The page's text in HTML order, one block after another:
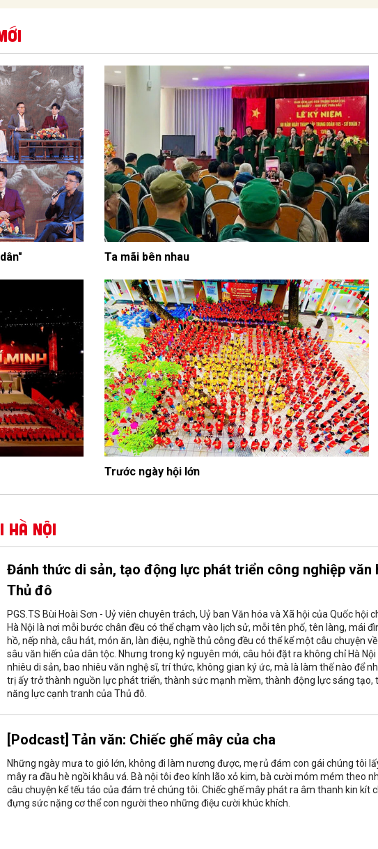
Ta mãi bên nhau
Trước ngày hội lớn
Hà Nội
Đánh thức di sản, tạo động lực phát triển công nghiệp văn
Thủ đô
PGS.TS Bùi Hoài Sơn - Uỷ viên chuyên trách, Uỷ ban Văn hóa và Xã hội của Quốc hội
Hà Nội là nơi mỗi bước chân đều có thể chạm vào lịch sử, mỗi tên phố, tên làng, mái
hồ, nếp nhà, câu hát, món ăn, làn điệu, nghề thủ công đều có thể kể một câu chuyện
sâu văn hiến của dân tộc. Nhưng trong kỷ nguyên mới, câu hỏi đặt ra không chỉ Hà Nội
nhiêu di sản, bao nhiêu văn nghệ sĩ, trí thức, không gian ký ức, mà là làm thế nào để
trị ấy trở thành nguồn lực phát triển, thành sức mạnh mềm, thành động lực sáng tạo,
năng lực cạnh tranh của Thủ đô.
[Podcast] Tản văn: Chiếc ghế mây của cha
Những ngày mưa to gió lớn, không đi làm nương được, mẹ rủ đám con gái chúng tôi
mây ra đầu hè ngồi khâu vá. Bà nội tôi đeo kính lão xỏ kim, bà cười móm mém theo
câu chuyện kể tếu táo của đám trẻ chúng tôi. Chiếc ghế mây phát ra âm thanh kin kít
đựng sức nặng cơ thể con người theo những điệu cười khúc khích.